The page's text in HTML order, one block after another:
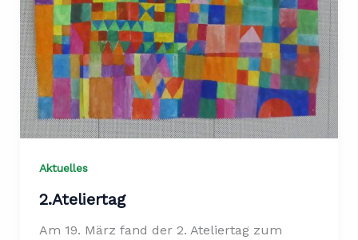
Aktuelles
2.Ateliertag
Am 19. März fand der 2. Ateliertag zum